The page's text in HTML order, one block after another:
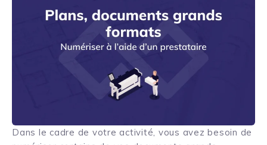
Dans le cadre de votre activité, vous avez besoin de